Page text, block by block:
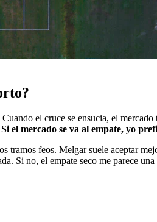
el cruce se ensucia, el
Si el mercado se va al empate, yo
tramos feos. Melgar suele aceptar
Si no, el empate seco me parece